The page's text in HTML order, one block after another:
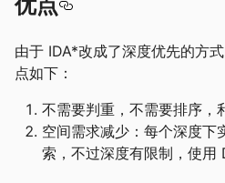
由于 IDA*改成了深度优先的方
点如下：
不需要判重，不需要排序，
空间需求减少：每个深度下
索，不过深度有限制，使用